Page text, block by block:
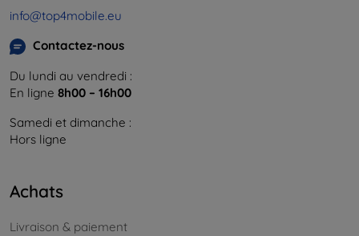
info@top4mobile.eu
Contactez-nous
Du lundi au vendredi :
En ligne 8h00 – 16h00
Samedi et dimanche :
Hors ligne
Achats
Livraison & paiement